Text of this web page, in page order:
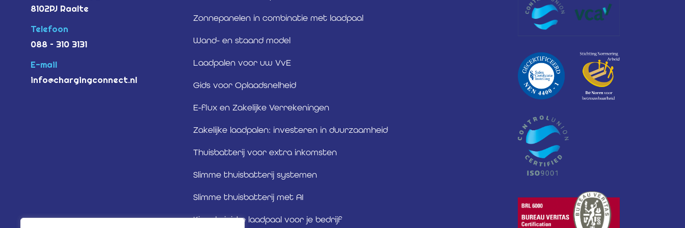
8102PJ Raalte
Telefoon
088 – 310 3131
E-mail
info@chargingconnect.nl
Zonnepanelen in combinatie met laadpaal
Wand- en staand model
Laadpalen voor uw VvE
Gids voor Oplaadsnelheid
E-flux en Zakelijke Verrekeningen
Zakelijke laadpalen: investeren in duurzaamheid
Thuisbatterij voor extra inkomsten
Slimme thuisbatterij systemen
Slimme thuisbatterij met AI
Kies de juiste laadpaal voor je bedrijf